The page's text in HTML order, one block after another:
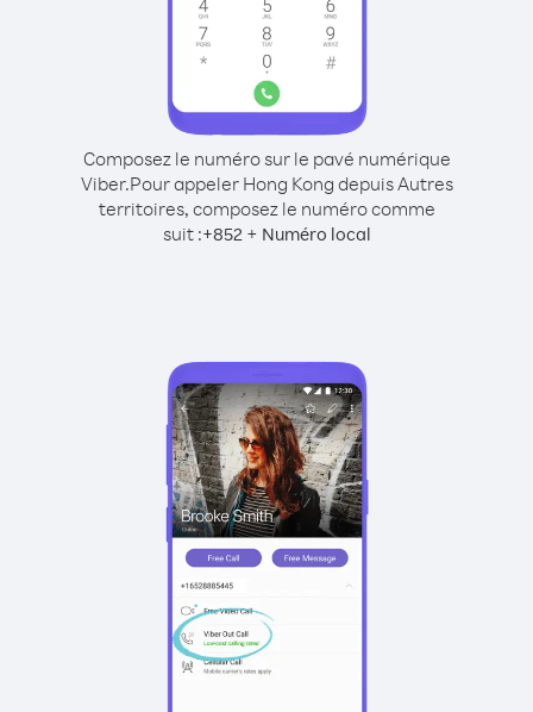
Composez le numéro sur le pavé numérique
Viber.Pour appeler Hong Kong depuis Autres
territoires, composez le numéro comme
suit :+852+ Numéro local